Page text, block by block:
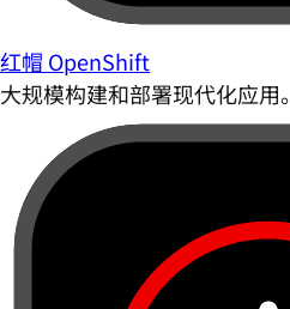
红帽 OpenShift
大规模构建和部署现代化应用。